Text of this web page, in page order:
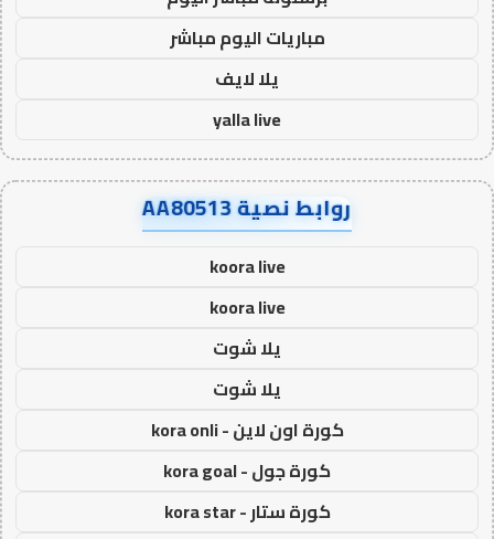
مباريات اليوم مباشر
يلا لايف
yalla live
روابط نصية AA80513
koora live
koora live
يلا شوت
يلا شوت
كورة اون لاين - kora onli
كورة جول - kora goal
كورة ستار - kora star